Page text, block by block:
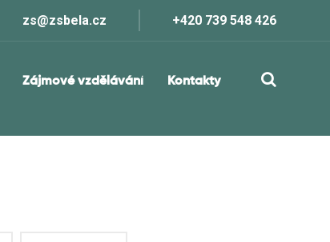
zs@zsbela.cz +420 739 548 426
Zájmové vzdělávání Kontakty